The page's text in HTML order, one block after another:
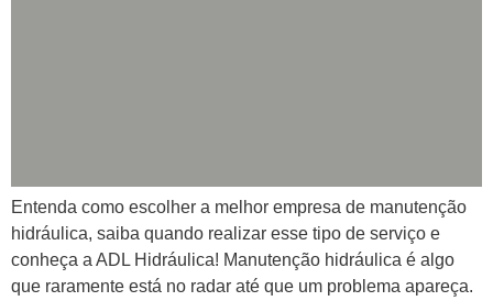
Entenda como escolher a melhor empresa de manutenção
hidráulica, saiba quando realizar esse tipo de serviço e
conheça a ADL Hidráulica! Manutenção hidráulica é algo
que raramente está no radar até que um problema apareça.